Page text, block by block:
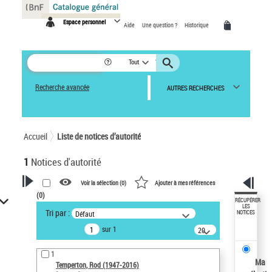
Espace personnel Aide Une question ? Historique
Tout
Recherche avancée AUTRES RECHERCHES
Accueil Liste de notices d’autorité
1 Notices d'autorité
VOTRE RECHERCHE
Recherche avancée dans les
notices d’autorité
Œuvres liées à l'auteur :
Temperton, Rod (1947-2016)
Voir la sélection (0) Ajouter à mes références
(0)
Tri par : Défaut
sur 1
20
résultats/page
1
Temperton, Rod (1947-2016)
RÉCUPÉRER
LES
NOTICES
Ma
Panneau de gestion des cookies